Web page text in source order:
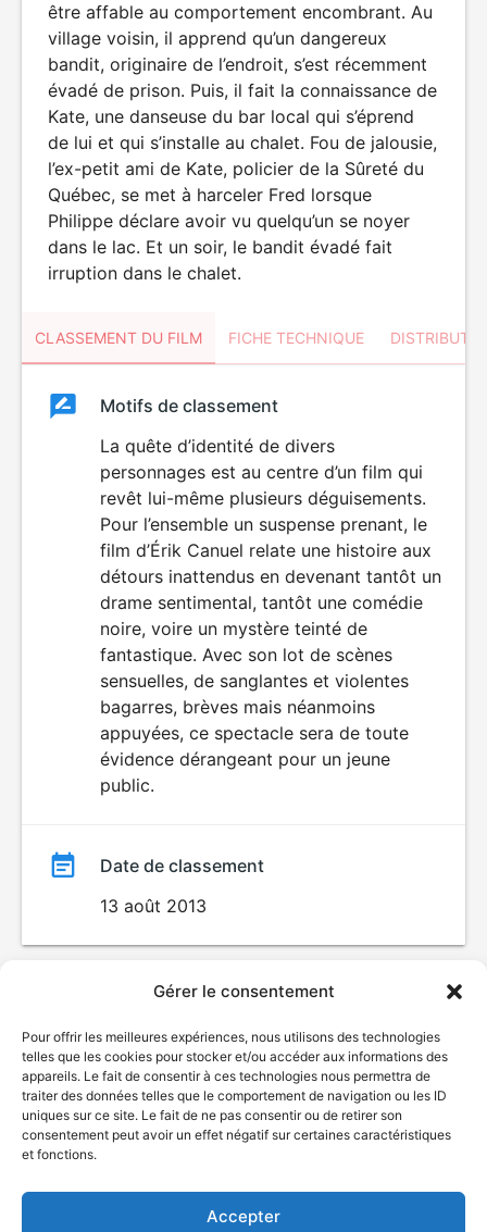
Gérer le consentement
Pour offrir les meilleures expériences, nous utilisons des technologies
telles que les cookies pour stocker et/ou accéder aux informations des
appareils. Le fait de consentir à ces technologies nous permettra de
traiter des données telles que le comportement de navigation ou les ID
uniques sur ce site. Le fait de ne pas consentir ou de retirer son
consentement peut avoir un effet négatif sur certaines caractéristiques
et fonctions.
Accepter
être affable au comportement encombrant. Au
village voisin, il apprend qu’un dangereux
bandit, originaire de l’endroit, s’est récemment
évadé de prison. Puis, il fait la connaissance de
Kate, une danseuse du bar local qui s’éprend
de lui et qui s’installe au chalet. Fou de jalousie,
l’ex-petit ami de Kate, policier de la Sûreté du
Québec, se met à harceler Fred lorsque
Philippe déclare avoir vu quelqu’un se noyer
dans le lac. Et un soir, le bandit évadé fait
irruption dans le chalet.
CLASSEMENT DU FILM FICHE TECHNIQUE
ClassementClassement
VIOLENCE
Motifs de classement
La quête d’identité de divers
personnages est au centre d’un film qui
revêt lui-même plusieurs déguisements.
Pour l’ensemble un suspense prenant, le
film d’Érik Canuel relate une histoire aux
détours inattendus en devenant tantôt un
drame sentimental, tantôt une comédie
noire, voire un mystère teinté de
fantastique. Avec son lot de scènes
sensuelles, de sanglantes et violentes
bagarres, brèves mais néanmoins
appuyées, ce spectacle sera de toute
évidence dérangeant pour un jeune
public.
Date de classement
13 août 2013
© Gouvernement du Québec, 2026
Plan du site
Accessibilité